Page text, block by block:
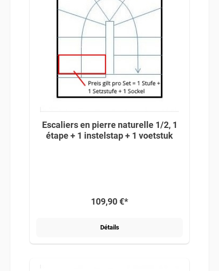
Escaliers en pierre naturelle 1/2, 1
étape + 1 instelstap + 1 voetstuk
109,90 €*
Détails